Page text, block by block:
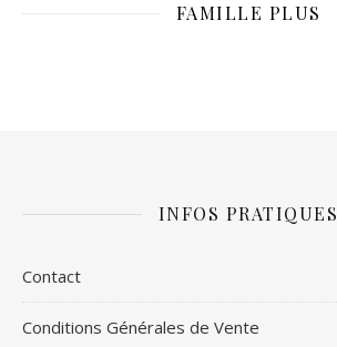
FAMILLE PLUS
INFOS PRATIQUES
Contact
Conditions Générales de Vente